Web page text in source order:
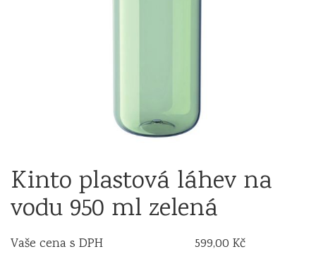
Kinto plastová láhev na
vodu 950 ml zelená
Vaše cena s DPH
599,00 Kč